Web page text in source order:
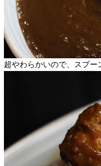
超やわらかいので、スプー